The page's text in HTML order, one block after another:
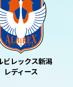
ビレックス新潟
レディース